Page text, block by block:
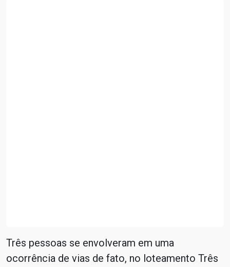
Três pessoas se envolveram em uma
ocorrência de vias de fato, no loteamento Três